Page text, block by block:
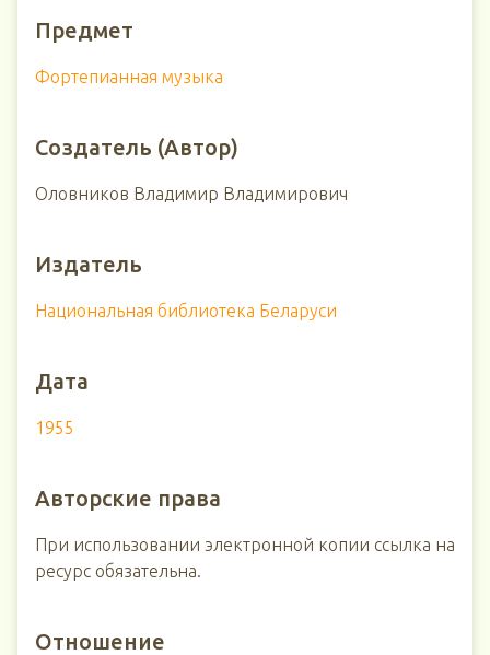
Предмет
Фортепианная музыка
Создатель (Автор)
Оловников Владимир Владимирович
Издатель
Национальная библиотека Беларуси
Дата
1955
Авторские права
При использовании электронной копии ссылка на
ресурс обязательна.
Отношение